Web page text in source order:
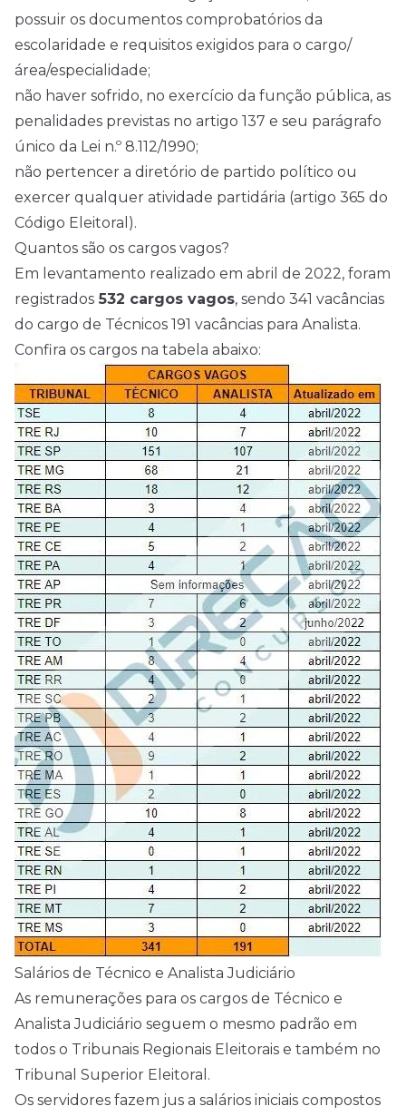
possuir os documentos comprobatórios da
escolaridade e requisitos exigidos para o cargo/
área/especialidade;
não haver sofrido, no exercício da função pública, as
penalidades previstas no artigo 137 e seu parágrafo
único da Lei n.º 8.112/1990;
não pertencer a diretório de partido político ou
exercer qualquer atividade partidária (artigo 365 do
Código Eleitoral).
Quantos são os cargos vagos?
Em levantamento realizado em abril de 2022, foram
registrados 532 cargos vagos, sendo 341 vacâncias
do cargo de Técnicos 191 vacâncias para Analista.
Confira os cargos na tabela abaixo:
Salários de Técnico e Analista Judiciário
As remunerações para os cargos de Técnico e
Analista Judiciário seguem o mesmo padrão em
todos o Tribunais Regionais Eleitorais e também no
Tribunal Superior Eleitoral.
Os servidores fazem jus a salários iniciais compostos